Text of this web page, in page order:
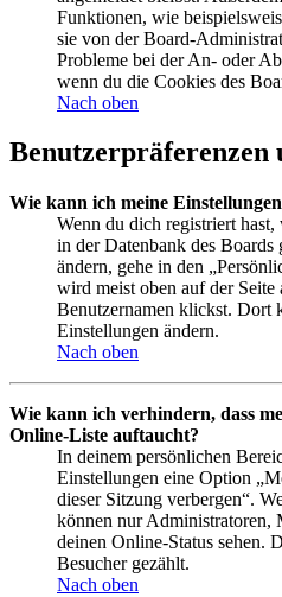
Funktionen, wie
sie von der Board-
Probleme bei der An- oder
wenn du die Cookies des
Nach oben
Benutzerpräferenzen
Wie kann ich meine
Wenn du dich registriert
in der Datenbank des Boards
ändern, gehe in den
wird meist oben auf der
Benutzernamen klickst. Dort
Einstellungen ändern.
Nach oben
Wie kann ich verhindern, dass
Online-Liste auftaucht?
In deinem persönlichen
Einstellungen eine Option
dieser Sitzung verbergen“.
können nur Administratoren,
deinen Online-Status sehen.
Besucher gezählt.
Nach oben